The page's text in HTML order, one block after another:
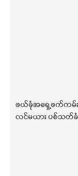
ဖယ်ခုံအရှေ့ဖက်ကမ်
လင်မယား ပစ်သတ်